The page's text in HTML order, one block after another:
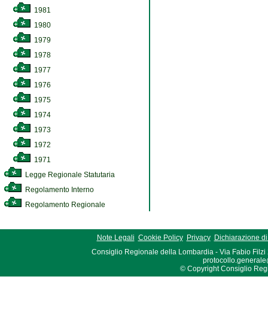
1981
1980
1979
1978
1977
1976
1975
1974
1973
1972
1971
Legge Regionale Statutaria
Regolamento Interno
Regolamento Regionale
Note Legali Cookie Policy Privacy
Dichiarazione
Consiglio Regionale della Lombardia - Via Fabio Filzi
© Copyright Consiglio